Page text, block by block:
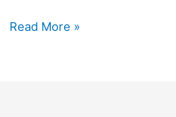
Read More »